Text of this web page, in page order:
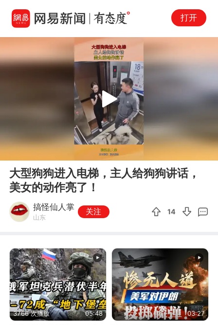
打开
Play
大型狗狗进入电梯，主人给狗狗讲话，
美女的动作亮了！
搞怪仙人掌
山东
关注 14
3766 次播放 05:48 03:27